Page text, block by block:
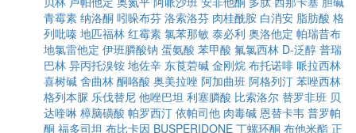
青霉素 纳洛酮 吲哚布芬 洛索洛芬 肉桂酰胺 白消安 脂肪酸 格
列吡嗪 地匹福林 红霉素 氯苯那敏 泰必利 奥洛他定 帕瑞昔布
地氯雷他定 伊班膦酸钠 蛋氨酸 苯甲酸 氟氯西林 D-泛醇 普瑞
巴林 异丙托溴铵 地佐辛 东莨菪碱 金刚烷 布托诺啡 哌拉西林
喜树碱 舍曲林 酮咯酸 奥美拉唑 阿加曲班 阿格列汀 苯唑西林
格列本脲 乐伐替尼 他唑巴坦 利塞膦酸 比索洛尔 替罗非班 贝
达喹啉 樟脑磺酸 帕罗西汀 依帕司他 肉毒碱 恩替卡韦 普罗帕
酮 福多司坦 布比卡因 BUSPERIDONE 丁螺环酮 布他米酯 正